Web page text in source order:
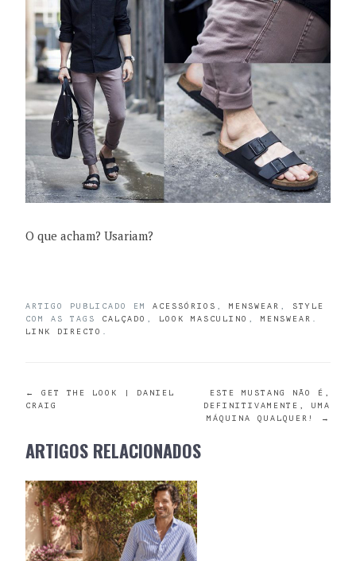
O que acham? Usariam?
ARTIGO PUBLICADO EM ACESSÓRIOS MENSWEAR
STYLE
COM AS TAGS CALÇADO LOOK MASCULINO MENSWEAR
LINK DIRECTO
POST
NAVIGATION
←
GET THE LOOK | DANIEL
CRAIG
ESTE MUSTANG NÃO É,
DEFINITIVAMENTE, UMA
MÁQUINA QUALQUER!
→
ARTIGOS RELACIONADOS